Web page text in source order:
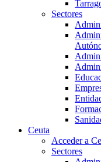
Sectores
Ceuta
Acceder a
Sectores